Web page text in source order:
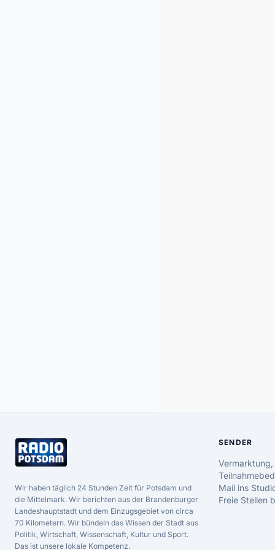
Wir haben täglich 24 Stunden Zeit für Potsdam und
die Mittelmark. Wir berichten aus der Brandenburger
Landeshauptstadt und dem Einzugsgebiet von circa
70 Kilometern. Wir bündeln das Wissen der Stadt aus
Politik, Wirtschaft, Wissenschaft, Kultur und Sport.
Das ist unsere lokale Kompetenz.
SENDER
Mail ins
Freie Stellen